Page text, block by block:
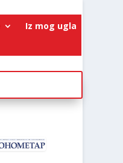
Iz mog ugla